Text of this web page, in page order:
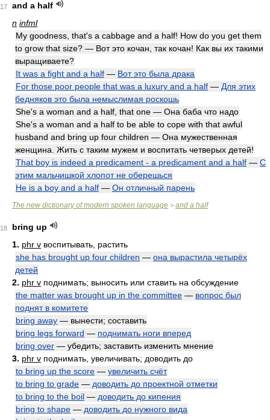
17
and a half
n infml
My goodness, that's a cabbage and a half! How do you get them
to grow that size? — Вот это кочан, так кочан! Как вы их такими
выращиваете?
It was a fight and a half — Вот это была драка
For those poor people that was a luxury and a half — Для этих
бедняков это была немыслимая роскошь
She's a woman and a half, that one — Она баба что надо
She's a woman and a half to be able to cope with that awful
husband and bring up four children — Она мужественная
женщина. Жить с таким мужем и воспитать четверых детей!
That boy is indeed a predicament - a predicament and a half — С
этим мальчишкой хлопот не оберешься
He is a boy and a half — Он отличный парень
The new dictionary of modern spoken language > and a half
18
bring up
1. phr v воспитывать, растить
she has brought up four children — она вырастила четырёх
детей
2. phr v поднимать; выносить или ставить на обсуждение
the matter was brought up in the committee — вопрос был
поднят в комитете
bring away — вынести; составить
bring legs forward — поднимать ноги вперед
bring over — убедить; заставить изменить мнение
3. phr v поднимать, увеличивать; доводить до
to bring up the score — увеличить счёт
to bring to grade — доводить до проектной отметки
to bring to the boil — доводить до кипения
bring to shape — доводить до нужного вида